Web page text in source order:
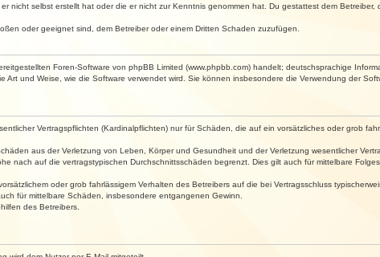
selbst erstellt hat oder die er nicht zur Kenntnis genommen hat. Du gestattest dem Betreiber,
oder geeignet sind, dem Betreiber oder einem Dritten Schaden zuzufügen.
Foren-Software von phpBB Limited (www.phpbb.com) handelt; deutschsprachige
und Weise, wie die Software verwendet wird. Sie können insbesondere die Verwendung der
Vertragspflichten (Kardinalpflichten) nur für Schäden, die auf ein vorsätzliches oder grob
aus der Verletzung von Leben, Körper und Gesundheit und der Verletzung wesentlicher
nach auf die vertragstypischen Durchschnittsschäden begrenzt. Dies gilt auch für mittelbare
oder grob fahrlässigem Verhalten des Betreibers auf die bei Vertragsschluss
für mittelbare Schäden, insbesondere entgangenen Gewinn.
des Betreibers.